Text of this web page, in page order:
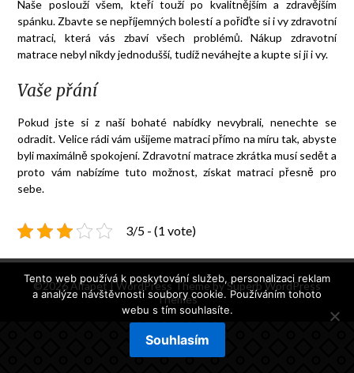
Naše poslouží všem, kteří touží po kvalitnějším a zdravějším
spánku. Zbavte se nepříjemných bolestí a pořiďte si i vy zdravotní
matraci, která vás zbaví všech problémů. Nákup zdravotní
matracenebyl nikdy jednodušší, tudíž neváhejte a kupte si ji i vy.
Vaše přání
Pokud jste si z naší bohaté nabídky nevybrali, nenechte se
odradit. Velice rádi vám ušijeme matraci přímo na míru tak, abyste
byli maximálně spokojení. Zdravotní matrace zkrátka musí sedět a
proto vám nabízíme tuto možnost, získat matraci přesně pro
sebe.
3/5 - (1 vote)
©2026 Alfapet| WordPress Theme bySuperb WordPress
Themes
Tento web používá k poskytování služeb, personalizaci reklam
a analýze návštěvnosti soubory cookie. Používáním tohoto
webu s tím souhlasíte.
Souhlasím